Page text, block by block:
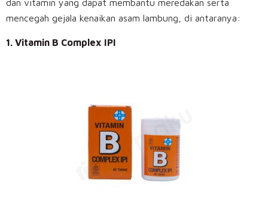
dan vitamin yang dapat membantu meredakan serta
mencegah gejala kenaikan asam lambung, di antaranya:
1. Vitamin B Complex IPI